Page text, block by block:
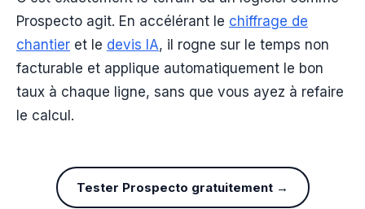
Prospecto agit. En accélérant le chiffrage de
chantier et le devis IA, il rogne sur le temps non
facturable et applique automatiquement le bon
taux à chaque ligne, sans que vous ayez à refaire
le calcul.
Tester Prospecto gratuitement →